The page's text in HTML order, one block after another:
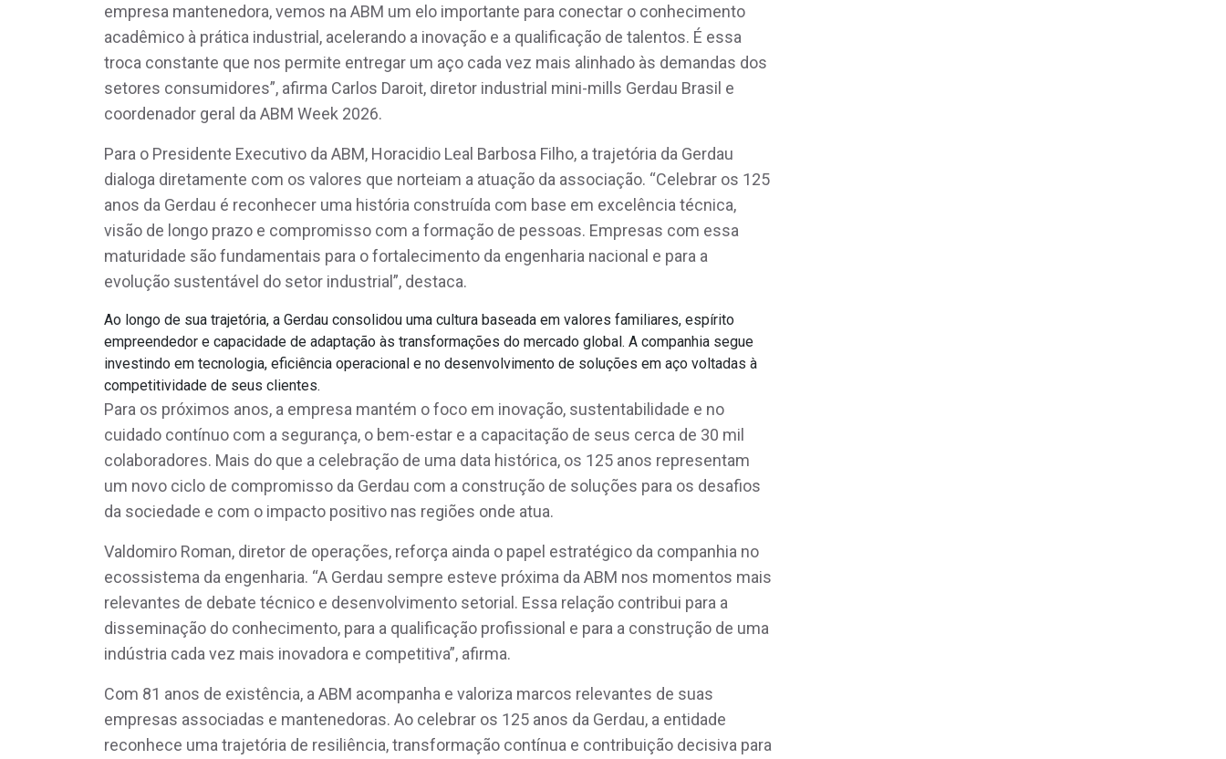
empresa mantenedora, vemos na ABM um elo importante para conectar o conhecimento
acadêmico à prática industrial, acelerando a inovação e a qualificação de talentos. É essa
troca constante que nos permite entregar um aço cada vez mais alinhado às demandas dos
setores consumidores”, afirma Carlos Daroit, diretor industrial mini-mills Gerdau Brasil e
coordenador geral da ABM Week 2026.
Para o Presidente Executivo da ABM, Horacidio Leal Barbosa Filho, a trajetória da Gerdau
dialoga diretamente com os valores que norteiam a atuação da associação. “Celebrar os 125
anos da Gerdau é reconhecer uma história construída com base em excelência técnica,
visão de longo prazo e compromisso com a formação de pessoas. Empresas com essa
maturidade são fundamentais para o fortalecimento da engenharia nacional e para a
evolução sustentável do setor industrial”, destaca.
Ao longo de sua trajetória, a Gerdau consolidou uma cultura baseada em valores familiares, espírito
empreendedor e capacidade de adaptação às transformações do mercado global. A companhia segue
investindo em tecnologia, eficiência operacional e no desenvolvimento de soluções em aço voltadas à
competitividade de seus clientes.
Para os próximos anos, a empresa mantém o foco em inovação, sustentabilidade e no
cuidado contínuo com a segurança, o bem-estar e a capacitação de seus cerca de 30 mil
colaboradores. Mais do que a celebração de uma data histórica, os 125 anos representam
um novo ciclo de compromisso da Gerdau com a construção de soluções para os desafios
da sociedade e com o impacto positivo nas regiões onde atua.
Valdomiro Roman, diretor de operações, reforça ainda o papel estratégico da companhia no
ecossistema da engenharia. “A Gerdau sempre esteve próxima da ABM nos momentos mais
relevantes de debate técnico e desenvolvimento setorial. Essa relação contribui para a
disseminação do conhecimento, para a qualificação profissional e para a construção de uma
indústria cada vez mais inovadora e competitiva”, afirma.
Com 81 anos de existência, a ABM acompanha e valoriza marcos relevantes de suas
empresas associadas e mantenedoras. Ao celebrar os 125 anos da Gerdau, a entidade
reconhece uma trajetória de resiliência, transformação contínua e contribuição decisiva para